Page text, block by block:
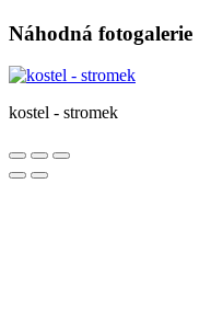
Náhodná fotogalerie
kostel - stromek